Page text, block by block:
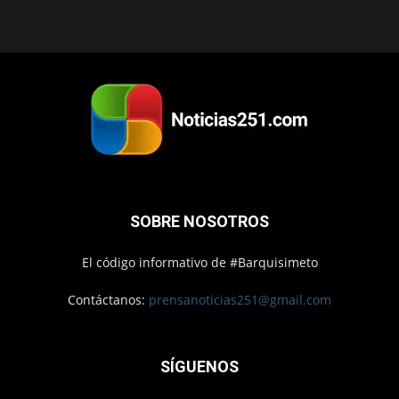
SOBRE NOSOTROS
El código informativo de #Barquisimeto
Contáctanos: prensanoticias251@gmail.com
SÍGUENOS